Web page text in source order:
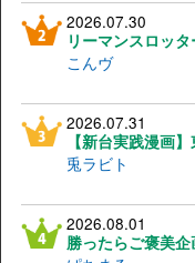
2026.07.30
リーマンスロッ
こんヴ
2026.07.31
【新台実践漫画
兎ラビト
2026.08.01
勝ったらご褒美企